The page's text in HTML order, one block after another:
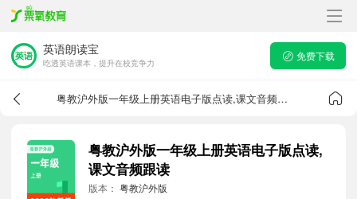
英语朗读宝
吃透英语课本，提升在校竞争力
免费下载
粤教沪外版一年级上册英语电子版点读,课文音频跟读
粤教沪外版一年级上册英语电子版点读,
课文音频跟读
版本： 粤教沪外版